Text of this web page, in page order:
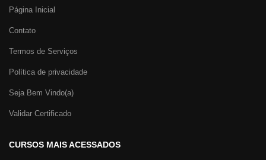
Página Inicial
Contato
Termos de Serviços
Política de privacidade
Seja Bem Vindo(a)
Validar Certificado
CURSOS MAIS ACESSADOS